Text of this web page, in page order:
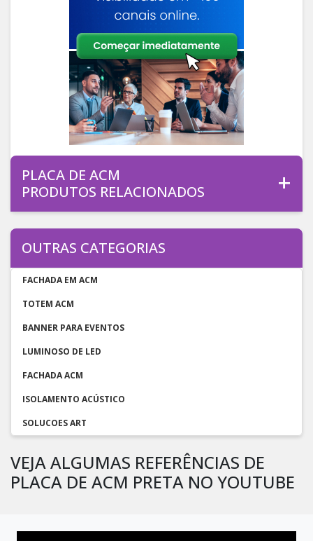
PLACA DE ACM
PRODUTOS RELACIONADOS
OUTRAS CATEGORIAS
FACHADA EM ACM
TOTEM ACM
BANNER PARA EVENTOS
LUMINOSO DE LED
FACHADA ACM
ISOLAMENTO ACÚSTICO
SOLUCOES ART
VEJA ALGUMAS REFERÊNCIAS DE
PLACA DE ACM PRETA NO YOUTUBE